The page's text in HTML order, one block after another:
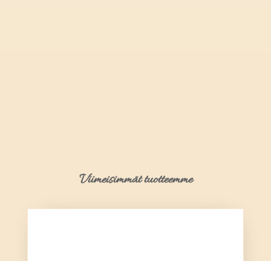
Viimeisimmät tuotteemme